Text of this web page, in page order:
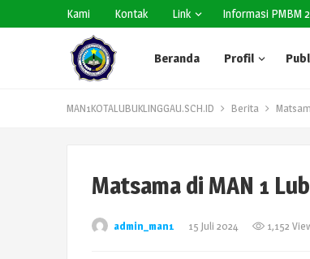
Kami Kontak Link Informasi PMBM
Beranda Profil
MAN1KOTALUBUKLINGGAU.SCH.ID Berita
Matsama di MAN 1
admin_man1 15 Juli 2024 1,152